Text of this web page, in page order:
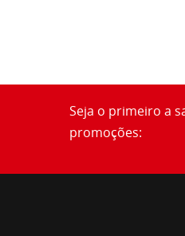
Seja o primeiro a
promoções: